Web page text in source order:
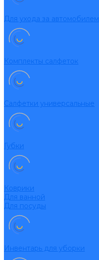
Для ухода за автомобилем
Комплекты салфеток
Салфетки универсальные
Губки
Коврики
Для ванной
Для посуды
Инвентарь для уборки